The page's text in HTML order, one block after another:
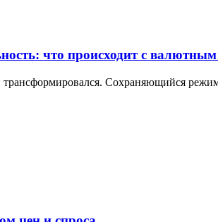
что происходит с
Сохраняющийся